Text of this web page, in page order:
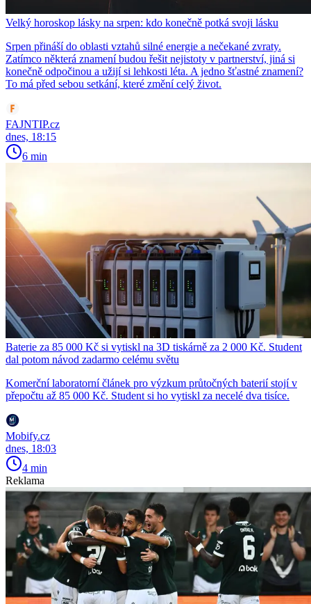
Velký horoskop lásky na srpen: kdo konečně potká svoji lásku
Srpen přináší do oblasti vztahů silné energie a nečekané zvraty.
Zatímco některá znamení budou řešit nejistoty v partnerství, jiná si
konečně odpočinou a užijí si lehkosti léta. A jedno šťastné znamení?
To má před sebou setkání, které změní celý život.
FAJNTIP.cz
dnes, 18:15
6 min
Baterie za 85 000 Kč si vytiskl na 3D tiskárně za 2 000 Kč. Student
dal potom návod zadarmo celému světu
Komerční laboratorní článek pro výzkum průtočných baterií stojí v
přepočtu až 85 000 Kč. Student si ho vytiskl za necelé dva tisíce.
Mobify.cz
dnes, 18:03
4 min
Reklama